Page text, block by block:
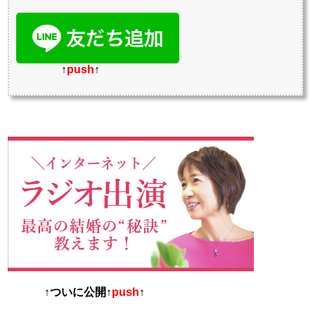
↑push↑
↑ついに公開↑push↑